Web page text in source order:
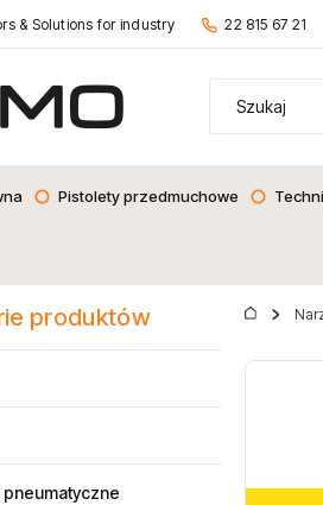
& Solutions for industry 22 815 67 21
Pistolety przedmuchowe
produktów
pneumatyczne